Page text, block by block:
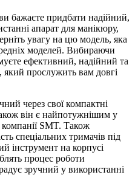
бажаєте придбати надійний,
апарат для манікюру,
увагу на цю модель, яка
моделей. Вибираючи
ефективний, надійний та
який прослужить вам довгі
через свої компактні
він є найпотужнішим у
компанії SMT. Також
спеціальних тримачів під
інструмент на корпусі
процес роботи
зручний у використанні